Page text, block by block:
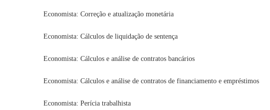
Economista: Correção e atualização monetária
Economista: Cálculos de liquidação de sentença
Economista: Cálculos e análise de contratos bancários
Economista: Cálculos e análise de contratos de financiamento e empréstimos
Economista: Perícia trabalhista